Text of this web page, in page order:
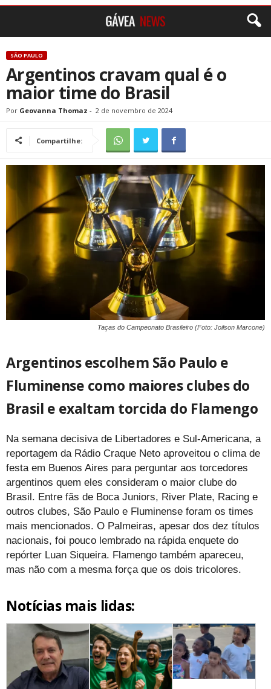
SÃO PAULO
Argentinos cravam qual é o
maior time do Brasil
Por Geovanna Thomaz - 2 de novembro de 2024
Compartilhe:
Taças do Campeonato Brasileiro (Foto: Joilson Marcone)
Argentinos escolhem São Paulo e
Fluminense como maiores clubes do
Brasil e exaltam torcida do Flamengo
Na semana decisiva de Libertadores e Sul-Americana, a
reportagem da Rádio Craque Neto aproveitou o clima de
festa em Buenos Aires para perguntar aos torcedores
argentinos quem eles consideram o maior clube do
Brasil. Entre fãs de Boca Juniors, River Plate, Racing e
outros clubes, São Paulo e Fluminense foram os times
mais mencionados. O Palmeiras, apesar dos dez títulos
nacionais, foi pouco lembrado na rápida enquete do
repórter Luan Siqueira. Flamengo também apareceu,
mas não com a mesma força que os dois tricolores.
Notícias mais lidas: